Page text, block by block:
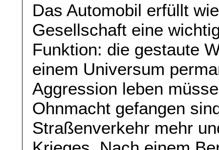
Das Automobil erfüllt
Gesellschaft eine
Funktion: die gestaute
einem Universum
Aggression leben
Ohnmacht gefangen
Straßenverkehr mehr